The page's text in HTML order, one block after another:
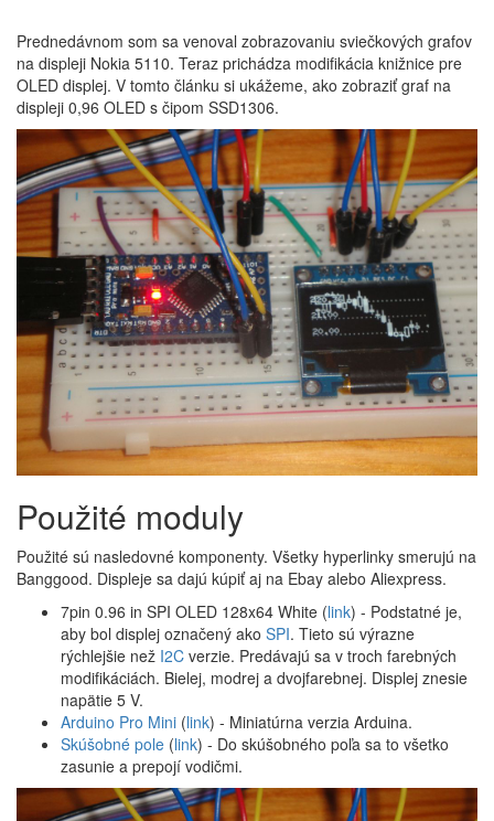
Prednedávnom som sa venoval zobrazovaniu sviečkových grafov
na displeji Nokia 5110. Teraz prichádza modifikácia knižnice pre
OLED displej. V tomto článku si ukážeme, ako zobraziť graf na
displeji 0,96 OLED s čipom SSD1306.
Použité moduly
Použité sú nasledovné komponenty. Všetky hyperlinky smerujú na
Banggood. Displeje sa dajú kúpiť aj na Ebay alebo Aliexpress.
7pin 0.96 in SPI OLED 128x64 White (link) - Podstatné je,
aby bol displej označený ako SPI. Tieto sú výrazne
rýchlejšie než I2C verzie. Predávajú sa v troch farebných
modifikáciách. Bielej, modrej a dvojfarebnej. Displej znesie
napätie 5 V.
Arduino Pro Mini (link) - Miniatúrna verzia Arduina.
Skúšobné pole (link) - Do skúšobného poľa sa to všetko
zasunie a prepojí vodičmi.